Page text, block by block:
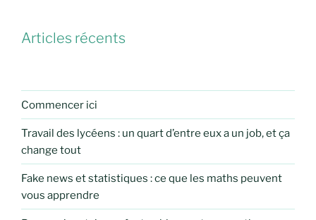
Articles récents
Commencer ici
Travail des lycéens : un quart d’entre eux a un job, et ça
change tout
Fake news et statistiques : ce que les maths peuvent
vous apprendre